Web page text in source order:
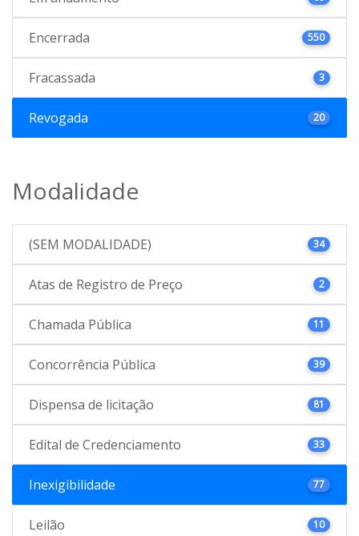
Encerrada 550
Fracassada 3
Revogada 20
Modalidade
(SEM MODALIDADE) 34
Atas de Registro de Preço 2
Chamada Pública 11
Concorrência Pública 39
Dispensa de licitação 81
Edital de Credenciamento 33
Inexigibilidade 77
Leilão 10